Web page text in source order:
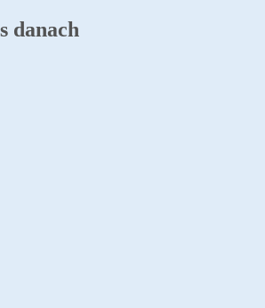
danach